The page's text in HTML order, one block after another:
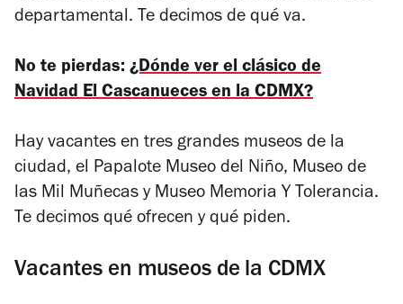
departamental. Te decimos de qué va.
No te pierdas: ¿Dónde ver el clásico de
Navidad El Cascanueces en la CDMX?
Hay vacantes en tres grandes museos de la
ciudad, el Papalote Museo del Niño, Museo de
las Mil Muñecas y Museo Memoria Y Tolerancia.
Te decimos qué ofrecen y qué piden.
Vacantes en museos de la CDMX